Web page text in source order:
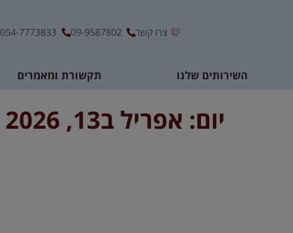
צרו קשר 09-9587802
054-7773833
השירותים שלנו תקשורת ומאמרים
יום: אפריל ב13, 2026